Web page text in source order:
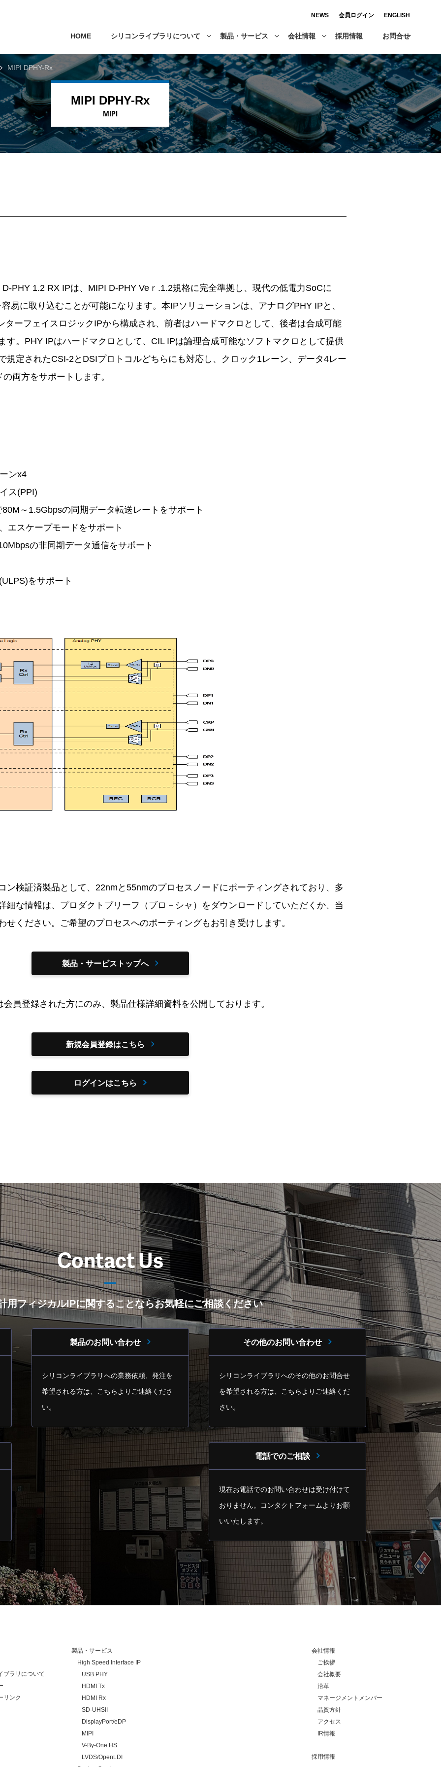
HOME シリコンライブラリについて 製品・サービス 会社情報 採用情報 お問合せ
NEWS 会員ログイン ENGLISH
MIPI DPHY-Rx
MIPI DPHY-Rx
MIPI
PHY 1.2 RX IPは、MIPI D-PHY Veｒ.1.2規格に完全準拠し、現代の低電力SoCに
易に取り込むことが可能になります。本IPソリューションは、アナログPHY IPと、
ターフェイスロジックIPから構成され、前者はハードマクロとして、後者は合成可能
す。PHY IPはハードマクロとして、CIL IPは論理合成可能なソフトマクロとして提供
規定されたCSI-2とDSIプロトコルどちらにも対応し、クロック1レーン、データ4レー
両方をサポートします。
ンx4
ス(PPI)
～1.5Gbpsの同期データ転送レートをサポート
エスケープモードをサポート
の非同期データ通信をサポート
をサポート
ン検証済製品として、22nmと55nmのプロセスノードにポーティングされており、多
細な情報は、プロダクトブリーフ（ブロ－シャ）をダウンロードしていただくか、当
せください。ご希望のプロセスへのポーティングもお引き受けします。
製品・サービストップへ
会員登録された方にのみ、製品仕様詳細資料を公開しております。
新規会員登録はこちら
ログインはこちら
Contact Us
用フィジカルIPに関することならお気軽にご相談ください
製品のお問い合わせ
シリコンライブラリへの業務依頼、発注を
希望される方は、
こちらよりご連絡くださ
い。
その他のお問い合わせ
シリコンライブラリへのその他のお問合せ
を希望される方は、
こちらよりご連絡くだ
さい。
電話でのご相談
現在お電話でのお問い合わせは受け付けて
おりません。
コンタクトフォームよりお願
いいたします。
ブラリについて
リンク
製品・サービス
High Speed Interface IP
USB PHY
HDMI Tx
HDMI Rx
SD-UHSII
DisplayPort/eDP
MIPI
V-By-One HS
LVDS/OpenLDI
会社情報
ご挨拶
会社概要
沿革
マネージメントメンバー
品質方針
アクセス
IR情報
採用情報